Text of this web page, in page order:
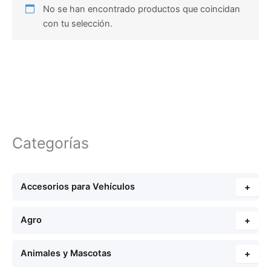
Categorías
Accesorios para Vehículos +
Agro +
Animales y Mascotas +
No se han encontrado productos que coincidan
con tu selección.